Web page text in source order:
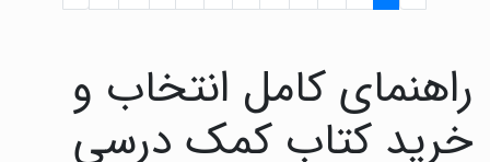
راهنمای کامل انتخاب و
خرید کتاب کمک درسی